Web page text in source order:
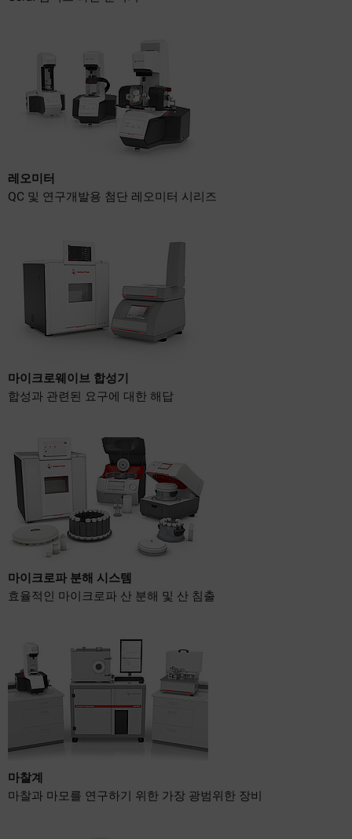
레오미터
QC 및 연구개발용 첨단 레오미터 시리즈
마이크로웨이브 합성기
합성과 관련된 요구에 대한 해답
마이크로파 분해 시스템
효율적인 마이크로파 산 분해 및 산 침출
마찰계
마찰과 마모를 연구하기 위한 가장 광범위한 장비